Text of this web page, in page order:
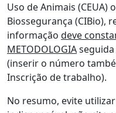
Uso de Animais (CEUA)
Biossegurança (CIBio),
informação deve
METODOLOGIA
(inserir o número
Inscrição de trabalho).
No resumo, evite